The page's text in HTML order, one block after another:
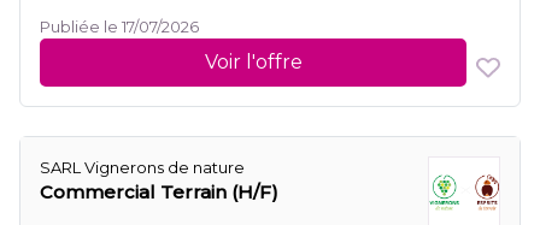
Publiée le 17/07/2026
Voir l'offre
SARL Vignerons de nature
Commercial Terrain (H/F)